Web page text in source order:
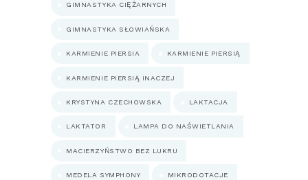
GIMNASTYKA CIĘŻARNYCH
GIMNASTYKA SŁOWIAŃSKA
KARMIENIE PIERSIA KARMIENIE PIERSIĄ
KARMIENIE PIERSIĄ INACZEJ
KRYSTYNA CZECHOWSKA LAKTACJA
LAKTATOR LAMPA DO NAŚWIETLANIA
MACIERZYŃSTWO BEZ LUKRU
MEDELA SYMPHONY MIKRODOTACJE